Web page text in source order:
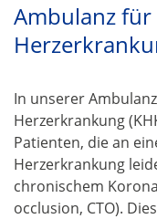
Ambulanz
In unserer
Herzerkrankung
Patienten, die an
Herzerkrankung
chronischem
occlusion, CTO).